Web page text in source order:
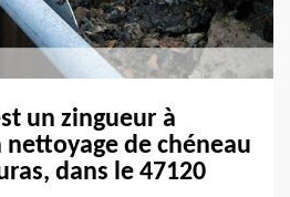
un zingueur à
de chéneau
dans le 47120